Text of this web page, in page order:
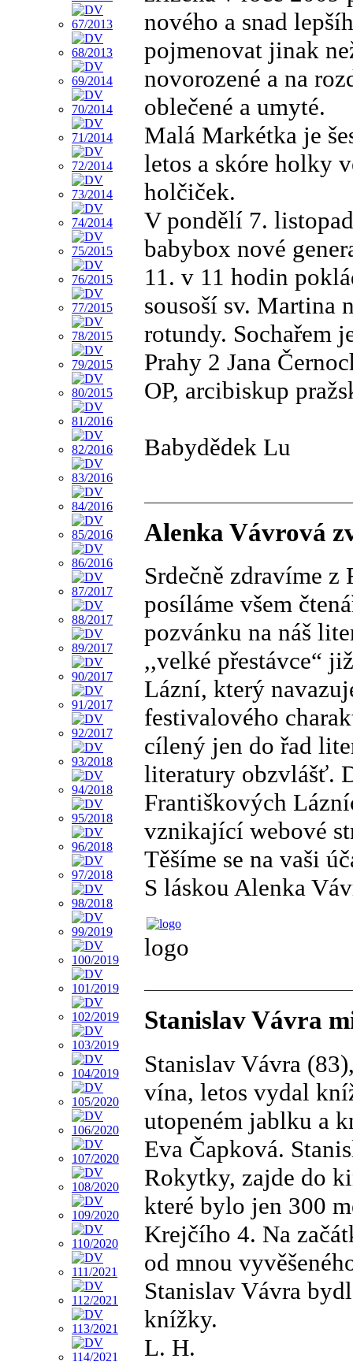
nového a snad
pojmenovat jinak
novorozené a na
oblečené a umyté.
Malá Markétka je
letos a skóre holky
holčiček.
V pondělí 7.
babybox nové
11. v 11 hodin
sousoší sv. Martina
rotundy. Sochařem
Prahy 2 Jana
OP, arcibiskup
Babydědek Lu
Alenka Vávrová
Srdečně zdravíme
posíláme všem
pozvánku na náš
,,velké přestávce“
Lázní, který
festivalového
cílený jen do řad
literatury obzvlášť.
Františkových
vznikající webové
Těšíme se na vaši
S láskou Alenka
logo
Stanislav Vávra
Stanislav Vávra
vína, letos vydal
utopeném jablku a
Eva Čapková.
Rokytky, zajde do
které bylo jen 300
Krejčího 4. Na
od mnou
Stanislav Vávra
knížky.
L. H.